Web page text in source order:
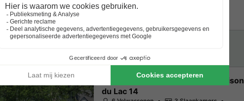
VAKANTIEHUIS 6 personen - Maison
du Lac 14